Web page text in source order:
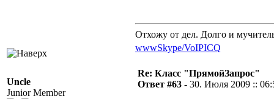
Отхожу от дел. Долго и
wwwSkype/VoIPICQ
Uncle
Junior Member
Re: Класс "ПрямойЗапрос"
Ответ #63 - 30. Июля 2009 ::